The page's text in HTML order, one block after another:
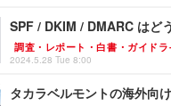
SPF / DKIM / DMARC はど
調査・レポート・白書・ガイドラ
2024.5.28 Tue 8:00
タカラベルモントの海外向